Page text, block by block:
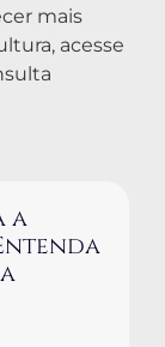
mais
acesse
a